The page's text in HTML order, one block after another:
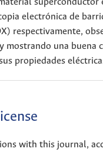
superconductor
electrónica de
respectivamente,
mostrando una buena
propiedades
with this journal,